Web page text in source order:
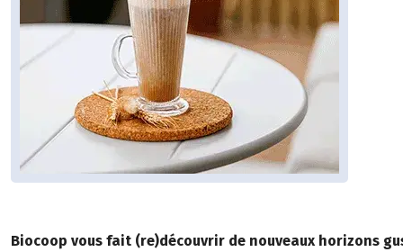
Biocoop vous fait (re)découvrir de nouveaux horizons